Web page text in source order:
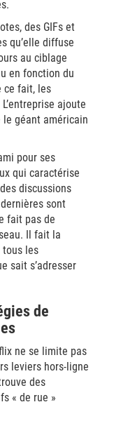
des GIFs et
qu’elle diffuse
au ciblage
en fonction du
ce fait, les
ajoute
géant américain
pour ses
qui caractérise
discussions
sont
fait pas de
Il fait la
tous les
sait s’adresser
de
ne se limite pas
leviers hors-ligne
des
« de rue »